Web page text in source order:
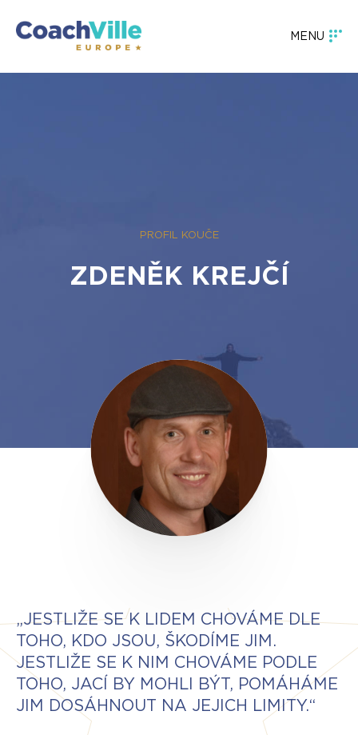
MENU
PROFIL KOUČE
ZDENĚK KREJČÍ
„JESTLIŽE SE K LIDEM CHOVÁME DLE
TOHO, KDO JSOU, ŠKODÍME JIM.
JESTLIŽE SE K NIM CHOVÁME PODLE
TOHO, JACÍ BY MOHLI BÝT, POMÁHÁME
JIM DOSÁHNOUT NA JEJICH LIMITY.“